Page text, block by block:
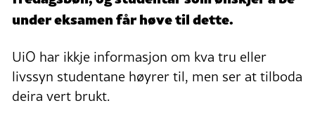
under eksamen får høve til dette.
UiO har ikkje informasjon om kva tru eller
livssyn studentane høyrer til, men ser at tilboda
deira vert brukt.